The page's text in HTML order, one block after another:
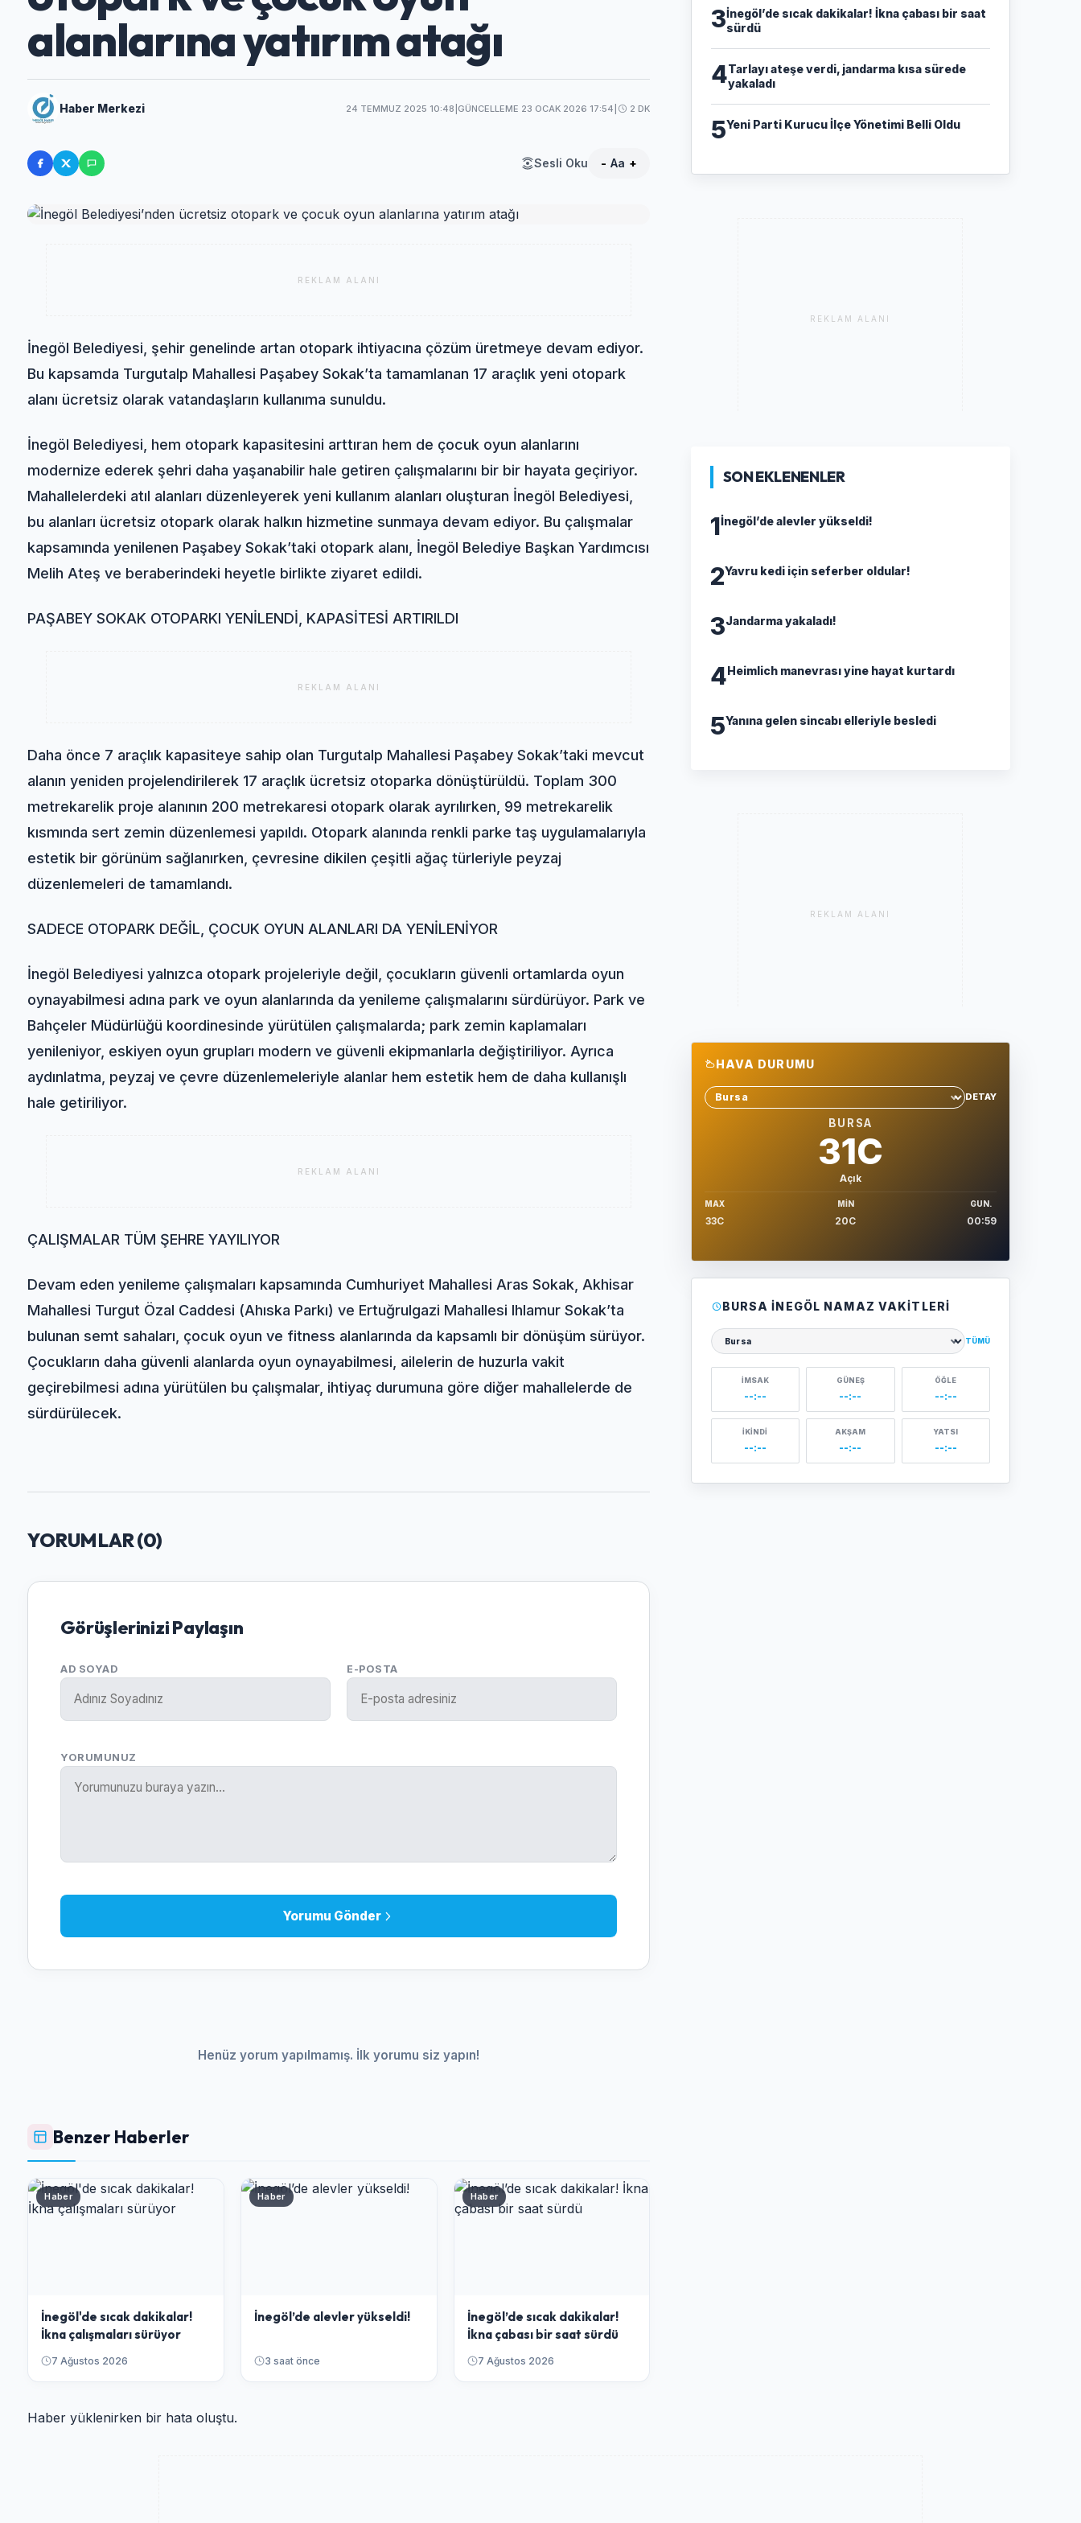
alanlarına yatırım atağı
Haber Merkezi 24 TEMMUZ 2025 10:48 GÜNCELLEME 23 OCAK 2026 17:54 2 DK
Sesli Oku - Aa +
REKLAM ALANI
İnegöl Belediyesi, şehir genelinde artan otopark ihtiyacına çözüm üretmeye devam ediyor.
Bu kapsamda Turgutalp Mahallesi Paşabey Sokak’ta tamamlanan 17 araçlık yeni otopark
alanı ücretsiz olarak vatandaşların kullanıma sunuldu.
İnegöl Belediyesi, hem otopark kapasitesini arttıran hem de çocuk oyun alanlarını
modernize ederek şehri daha yaşanabilir hale getiren çalışmalarını bir bir hayata geçiriyor.
Mahallelerdeki atıl alanları düzenleyerek yeni kullanım alanları oluşturan İnegöl Belediyesi,
bu alanları ücretsiz otopark olarak halkın hizmetine sunmaya devam ediyor. Bu çalışmalar
kapsamında yenilenen Paşabey Sokak’taki otopark alanı, İnegöl Belediye Başkan Yardımcısı
Melih Ateş ve beraberindeki heyetle birlikte ziyaret edildi.
PAŞABEY SOKAK OTOPARKI YENİLENDİ, KAPASİTESİ ARTIRILDI
REKLAM ALANI
Daha önce 7 araçlık kapasiteye sahip olan Turgutalp Mahallesi Paşabey Sokak’taki mevcut
alanın yeniden projelendirilerek 17 araçlık ücretsiz otoparka dönüştürüldü. Toplam 300
metrekarelik proje alanının 200 metrekaresi otopark olarak ayrılırken, 99 metrekarelik
kısmında sert zemin düzenlemesi yapıldı. Otopark alanında renkli parke taş uygulamalarıyla
estetik bir görünüm sağlanırken, çevresine dikilen çeşitli ağaç türleriyle peyzaj
düzenlemeleri de tamamlandı.
SADECE OTOPARK DEĞİL, ÇOCUK OYUN ALANLARI DA YENİLENİYOR
İnegöl Belediyesi yalnızca otopark projeleriyle değil, çocukların güvenli ortamlarda oyun
oynayabilmesi adına park ve oyun alanlarında da yenileme çalışmalarını sürdürüyor. Park ve
Bahçeler Müdürlüğü koordinesinde yürütülen çalışmalarda; park zemin kaplamaları
yenileniyor, eskiyen oyun grupları modern ve güvenli ekipmanlarla değiştiriliyor. Ayrıca
aydınlatma, peyzaj ve çevre düzenlemeleriyle alanlar hem estetik hem de daha kullanışlı
hale getiriliyor.
REKLAM ALANI
ÇALIŞMALAR TÜM ŞEHRE YAYILIYOR
Devam eden yenileme çalışmaları kapsamında Cumhuriyet Mahallesi Aras Sokak, Akhisar
Mahallesi Turgut Özal Caddesi (Ahıska Parkı) ve Ertuğrulgazi Mahallesi Ihlamur Sokak’ta
bulunan semt sahaları, çocuk oyun ve fitness alanlarında da kapsamlı bir dönüşüm sürüyor.
Çocukların daha güvenli alanlarda oyun oynayabilmesi, ailelerin de huzurla vakit
geçirebilmesi adına yürütülen bu çalışmalar, ihtiyaç durumuna göre diğer mahallelerde de
sürdürülecek.
YORUMLAR (0)
Görüşlerinizi Paylaşın
AD SOYAD E-POSTA
YORUMUNUZ
Yorumu Gönder
Henüz yorum yapılmamış. İlk yorumu siz yapın!
Benzer Haberler
Haber
İnegöl'de sıcak dakikalar!
İkna çalışmaları sürüyor
7 Ağustos 2026
Haber
İnegöl’de alevler yükseldi!
3 saat önce
Haber
İnegöl’de sıcak dakikalar!
İkna çabası bir saat sürdü
7 Ağustos 2026
Haber yüklenirken bir hata oluştu.
3İnegöl’de sıcak dakikalar! İkna çabası bir saat
sürdü
4Tarlayı ateşe verdi, jandarma kısa sürede
yakaladı
5Yeni Parti Kurucu İlçe Yönetimi Belli Oldu
REKLAM ALANI
SON EKLENENLER
1İnegöl’de alevler yükseldi!
2Yavru kedi için seferber oldular!
3Jandarma yakaladı!
4Heimlich manevrası yine hayat kurtardı
5Yanına gelen sincabı elleriyle besledi
REKLAM ALANI
HAVA DURUMU
Sehir sec
DETAY
BURSA
31C
Açık
MAX
33C
MIN
20C
GUN.
00:59
BURSA İNEGÖL NAMAZ VAKITLERI
Şehir seçin
TÜMÜ
İMSAK
--:--
GÜNEŞ
--:--
ÖĞLE
--:--
İKINDI
--:--
AKŞAM
--:--
YATSI
--:--